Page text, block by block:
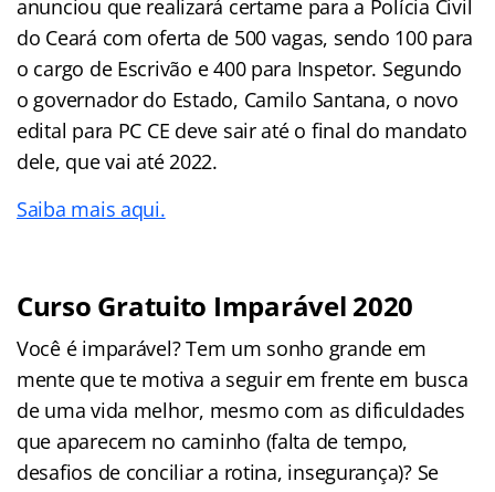
anunciou que realizará certame para a Polícia Civil
do Ceará com oferta de 500 vagas, sendo 100 para
o cargo de Escrivão e 400 para Inspetor. Segundo
o governador do Estado, Camilo Santana, o novo
edital para PC CE deve sair até o final do mandato
dele, que vai até 2022.
Saiba mais aqui.
Curso Gratuito Imparável 2020
Você é imparável? Tem um sonho grande em
mente que te motiva a seguir em frente em busca
de uma vida melhor, mesmo com as dificuldades
que aparecem no caminho (falta de tempo,
desafios de conciliar a rotina, insegurança)? Se